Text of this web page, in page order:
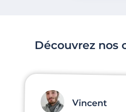
Découvrez nos
Vincent